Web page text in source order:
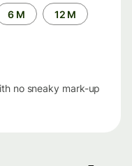
6 M 12 M
no sneaky mark-up